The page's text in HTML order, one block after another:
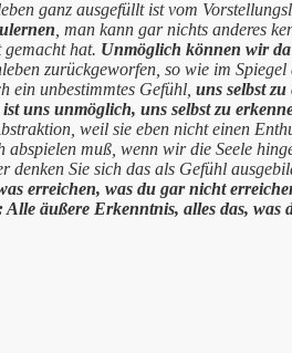
ganz ausgefüllt ist vom
, man kann gar nichts anderes
gemacht hat. Unmöglich können wir
zurückgeworfen, so wie im
ein unbestimmtes Gefühl, uns selbst
uns unmöglich, uns selbst zu
weil sie eben nicht einen
muß, wenn wir die Seele
Sie sich das als Gefühl
erreichen, was du gar nicht
äußere Erkenntnis, alles das, was